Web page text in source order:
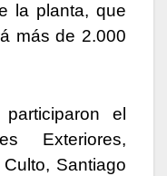
la planta, que
más de 2.000
el
Exteriores,
Santiago